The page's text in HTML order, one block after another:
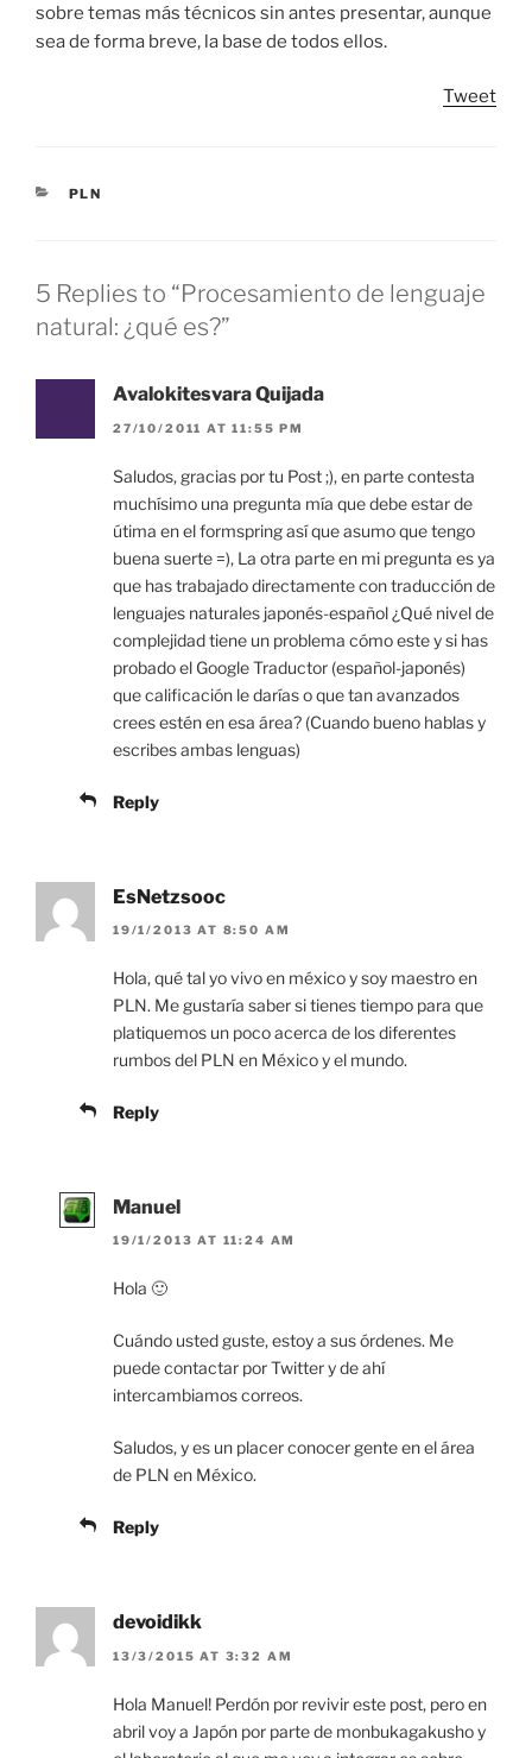
sobre temas más técnicos sin antes presentar, aunque
sea de forma breve, la base de todos ellos.
Tweet
CATEGORIES
PLN
5 Replies to “Procesamiento de lenguaje
natural: ¿qué es?”
Avalokitesvara Quijada
27/10/2011 AT 11:55 PM
Saludos, gracias por tu Post ;), en parte contesta
muchísimo una pregunta mía que debe estar de
útima en el formspring así que asumo que tengo
buena suerte =), La otra parte en mi pregunta es ya
que has trabajado directamente con traducción de
lenguajes naturales japonés-español ¿Qué nivel de
complejidad tiene un problema cómo este y si has
probado el Google Traductor (español-japonés)
que calificación le darías o que tan avanzados
crees estén en esa área? (Cuando bueno hablas y
escribes ambas lenguas)
Reply
EsNetzsooc
19/1/2013 AT 8:50 AM
Hola, qué tal yo vivo en méxico y soy maestro en
PLN. Me gustaría saber si tienes tiempo para que
platiquemos un poco acerca de los diferentes
rumbos del PLN en México y el mundo.
Reply
Manuel
19/1/2013 AT 11:24 AM
Hola 🙂
Cuándo usted guste, estoy a sus órdenes. Me
puede contactar por Twitter y de ahí
intercambiamos correos.
Saludos, y es un placer conocer gente en el área
de PLN en México.
Reply
devoidikk
13/3/2015 AT 3:32 AM
Hola Manuel! Perdón por revivir este post, pero en
abril voy a Japón por parte de monbukagakusho y